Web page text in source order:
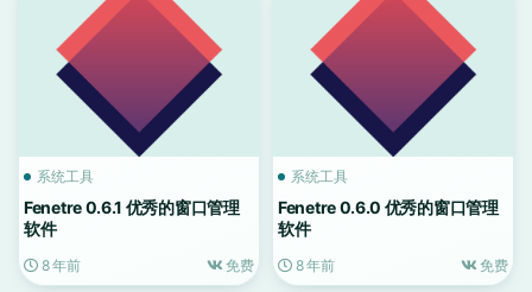
系统工具
Fenetre 0.6.1 优秀的窗口管理
软件
8 年前 免费
系统工具
Fenetre 0.6.0 优秀的窗口管理
软件
8 年前 免费